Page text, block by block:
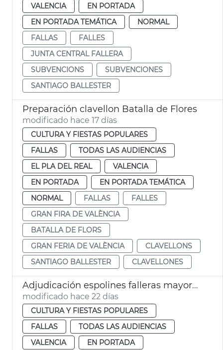
VALENCIA
EN PORTADA
EN PORTADA TEMÁTICA
NORMAL
FALLAS
FALLES
JUNTA CENTRAL FALLERA
SUBVENCIONS
SUBVENCIONES
SANTIAGO BALLESTER
Preparación clavellon Batalla de Flores
modificado hace 17 días
CULTURA Y FIESTAS POPULARES
FALLAS
TODAS LAS AUDIENCIAS
EL PLA DEL REAL
VALENCIA
EN PORTADA
EN PORTADA TEMÁTICA
NORMAL
FALLAS
FALLES
GRAN FIRA DE VALÈNCIA
BATALLA DE FLORS
GRAN FERIA DE VALÈNCIA
CLAVELLONS
SANTIAGO BALLESTER
CLAVELLONES
Adjudicación espolines falleras mayores València 2027 y 2028
modificado hace 22 días
CULTURA Y FIESTAS POPULARES
FALLAS
TODAS LAS AUDIENCIAS
VALENCIA
EN PORTADA